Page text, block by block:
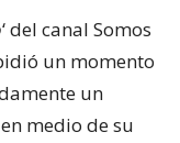
‘ del canal Somos
un momento
un
medio de su